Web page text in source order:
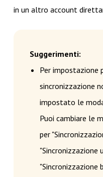
in un altro account
Suggerimenti:
Per impostazione
sincronizzazione
impostato le
Puoi cambiare le
per
"Sincronizzazione
"Sincronizzazione